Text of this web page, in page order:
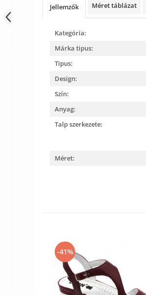
Jellemzők Méret táblázat
Kategória:
Márka tipus:
Tipus:
Design:
Szín:
Anyag:
Talp szerkezete:
Méret:
-41%